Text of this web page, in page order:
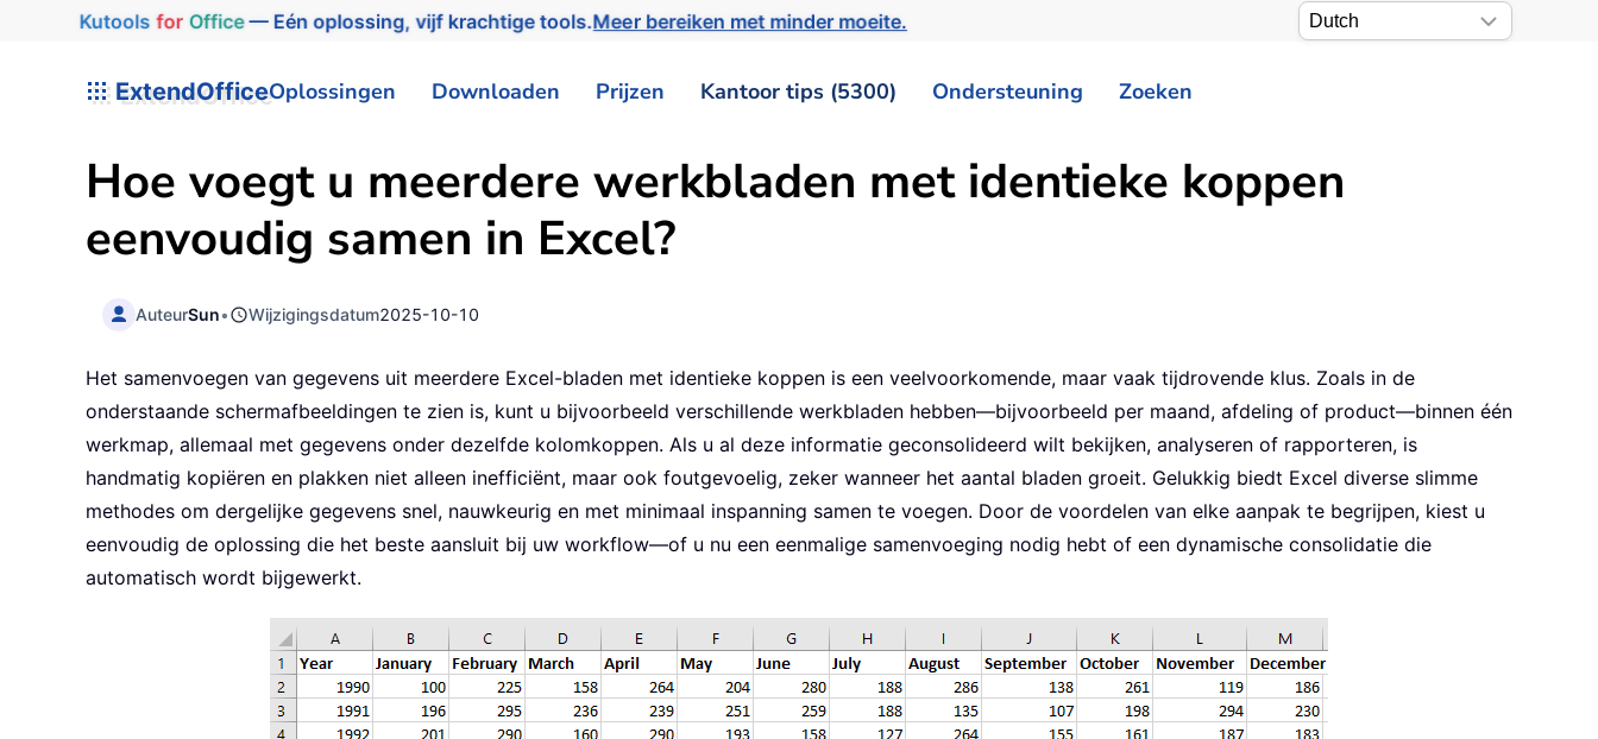
Kutools for Office— Eén oplossing, vijf krachtige tools.Meer bereiken met minder moeite.
ExtendOfficeOplossingen Downloaden Prijzen Kantoor tips (5300) Ondersteuning Zoeken
Hoe voegt u meerdere werkbladen met identieke koppen
eenvoudig samen in Excel?
AuteurSun• Wijzigingsdatum2025-10-10
Het samenvoegen van gegevens uit meerdere Excel-bladen met identieke koppen is een veelvoorkomende, maar vaak tijdrovende klus. Zoals in de
onderstaande schermafbeeldingen te zien is, kunt u bijvoorbeeld verschillende werkbladen hebben—bijvoorbeeld per maand, afdeling of product—binnen één
werkmap, allemaal met gegevens onder dezelfde kolomkoppen. Als u al deze informatie geconsolideerd wilt bekijken, analyseren of rapporteren, is
handmatig kopiëren en plakken niet alleen inefficiënt, maar ook foutgevoelig, zeker wanneer het aantal bladen groeit. Gelukkig biedt Excel diverse slimme
methodes om dergelijke gegevens snel, nauwkeurig en met minimaal inspanning samen te voegen. Door de voordelen van elke aanpak te begrijpen, kiest u
eenvoudig de oplossing die het beste aansluit bij uw workflow—of u nu een eenmalige samenvoeging nodig hebt of een dynamische consolidatie die
automatisch wordt bijgewerkt.